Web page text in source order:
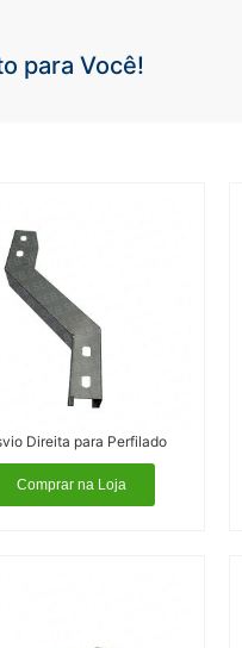
para Você!
Direita para Perfilado
Comprar na Loja